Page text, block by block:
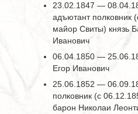
23.02.1847 —
адъютант полковник
майор Свиты) князь
Иванович
06.04.1850 —
Егор Иванович
25.06.1852 —
полковник (с
барон Николаи